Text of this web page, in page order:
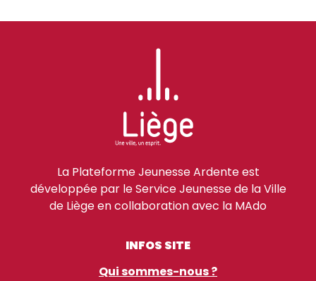
La Plateforme Jeunesse Ardente est
développée par le Service Jeunesse de la Ville
de Liège en collaboration avec la MAdo
INFOS SITE
Qui sommes-nous ?